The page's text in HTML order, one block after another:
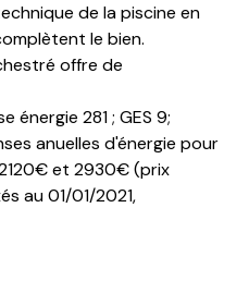
de la piscine en
le bien.
offre de
énergie 281 ; GES 9;
anuelles d'énergie pour
et 2930€ (prix
au 01/01/2021,